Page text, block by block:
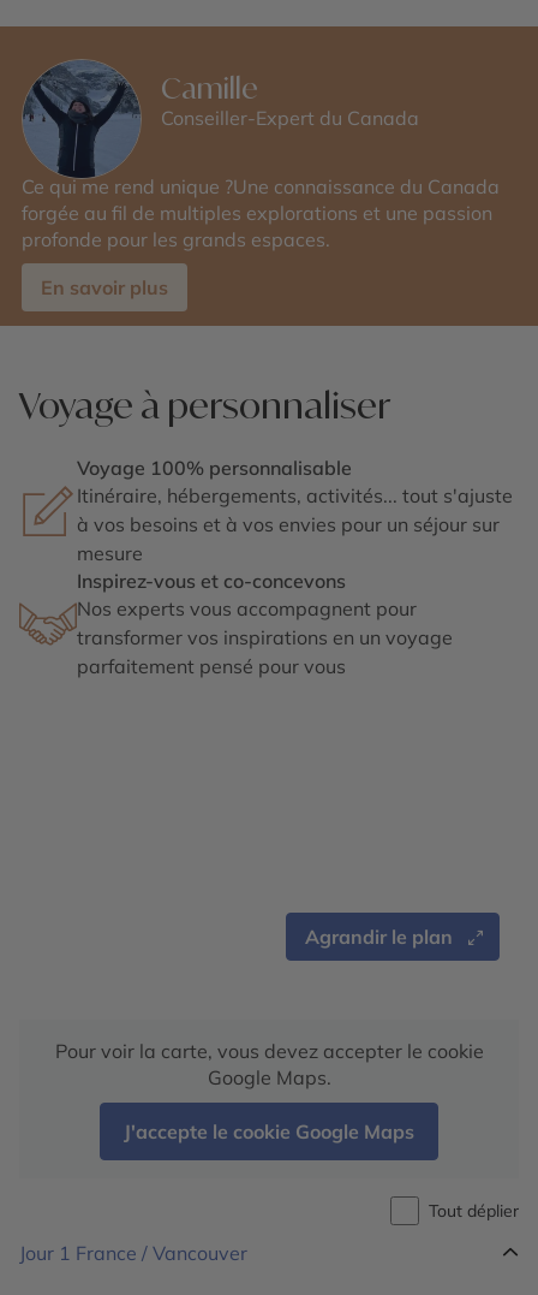
Camille
Conseiller-Expert du Canada
Ce qui me rend unique ?Une connaissance du Canada
forgée au fil de multiples explorations et une passion
profonde pour les grands espaces.
En savoir plus
Voyage à personnaliser
Voyage 100% personnalisable
Itinéraire, hébergements, activités... tout s'ajuste
à vos besoins et à vos envies pour un séjour sur
mesure
Inspirez-vous et co-concevons
Nos experts vous accompagnent pour
transformer vos inspirations en un voyage
parfaitement pensé pour vous
Agrandir le plan
Pour voir la carte, vous devez accepter le cookie
Google Maps.
J'accepte le cookie Google Maps
Tout déplier
Jour 1 France / Vancouver